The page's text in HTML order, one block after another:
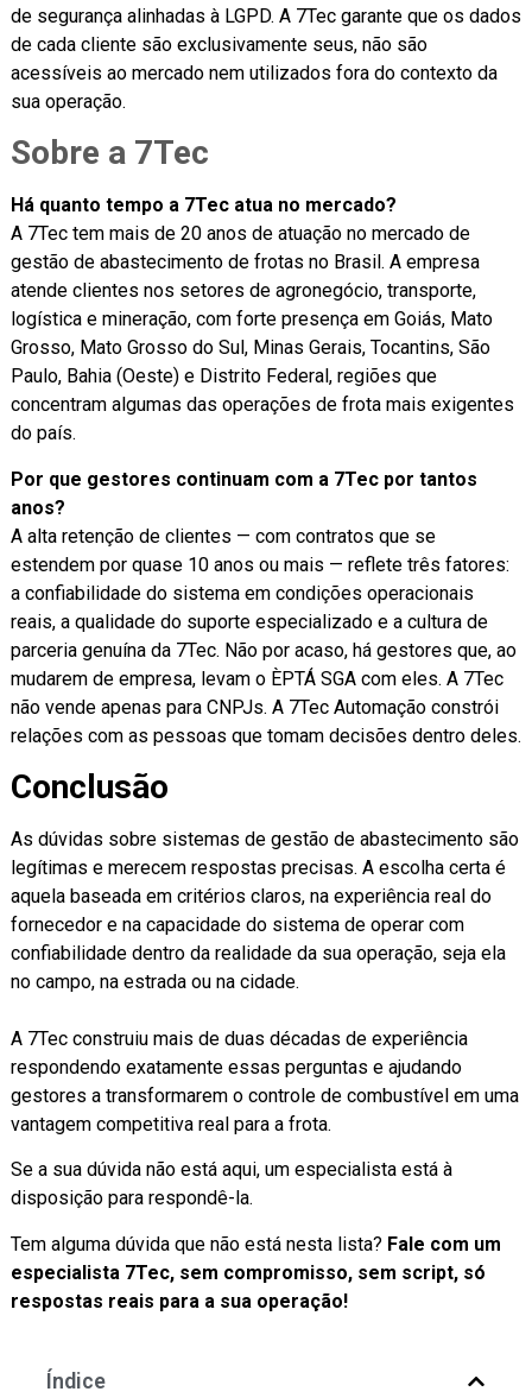
de segurança alinhadas à LGPD. A 7Tec garante que os dados
de cada cliente são exclusivamente seus, não são
acessíveis ao mercado nem utilizados fora do contexto da
sua operação.
Sobre a 7Tec
Há quanto tempo a 7Tec atua no mercado?
A 7Tec tem mais de 20 anos de atuação no mercado de
gestão de abastecimento de frotas no Brasil. A empresa
atende clientes nos setores de agronegócio, transporte,
logística e mineração, com forte presença em Goiás, Mato
Grosso, Mato Grosso do Sul, Minas Gerais, Tocantins, São
Paulo, Bahia (Oeste) e Distrito Federal, regiões que
concentram algumas das operações de frota mais exigentes
do país.
Por que gestores continuam com a 7Tec por tantos
anos?
A alta retenção de clientes — com contratos que se
estendem por quase 10 anos ou mais — reflete três fatores:
a confiabilidade do sistema em condições operacionais
reais, a qualidade do suporte especializado e a cultura de
parceria genuína da 7Tec. Não por acaso, há gestores que, ao
mudarem de empresa, levam o ÈPTÁ SGA com eles. A 7Tec
não vende apenas para CNPJs. A 7Tec Automação constrói
relações com as pessoas que tomam decisões dentro deles.
Conclusão
As dúvidas sobre sistemas de gestão de abastecimento são
legítimas e merecem respostas precisas. A escolha certa é
aquela baseada em critérios claros, na experiência real do
fornecedor e na capacidade do sistema de operar com
confiabilidade dentro da realidade da sua operação, seja ela
no campo, na estrada ou na cidade.
A 7Tec construiu mais de duas décadas de experiência
respondendo exatamente essas perguntas e ajudando
gestores a transformarem o controle de combustível em uma
vantagem competitiva real para a frota.
Se a sua dúvida não está aqui, um especialista está à
disposição para respondê-la.
Tem alguma dúvida que não está nesta lista? Fale com um
especialista 7Tec, sem compromisso, sem script, só
respostas reais para a sua operação!
Índice